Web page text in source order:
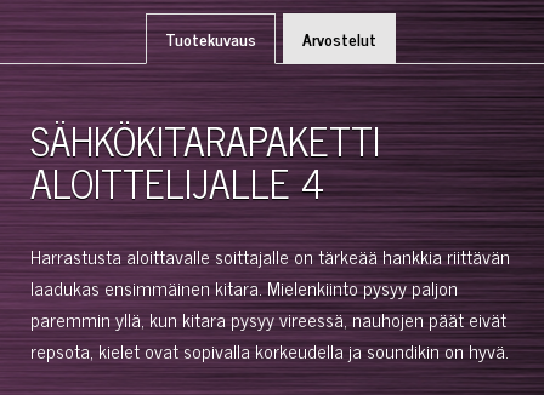
Tuotekuvaus Arvostelut
SÄHKÖKITARAPAKETTI
ALOITTELIJALLE 4
Harrastusta aloittavalle soittajalle on tärkeää hankkia riittävän
laadukas ensimmäinen kitara. Mielenkiinto pysyy paljon
paremmin yllä, kun kitara pysyy vireessä, nauhojen päät eivät
repsota, kielet ovat sopivalla korkeudella ja soundikin on hyvä.